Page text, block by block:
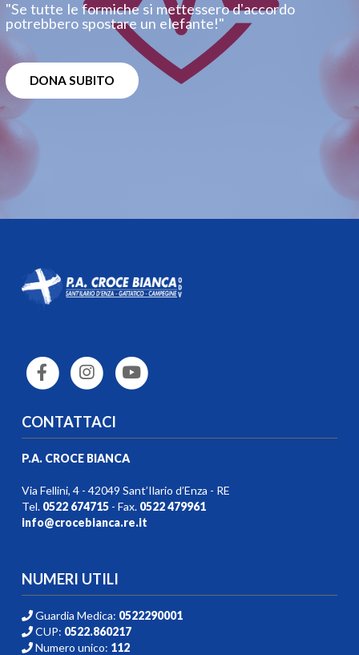
"Se tutte le formiche si mettessero dʼaccordo
potrebbero spostare un elefante!"
DONA SUBITO
CONTATTACI
P.A. CROCE BIANCA
Via Fellini, 4 - 42049 Sant’Ilario d’Enza - RE
Tel. 0522 674715- Fax. 0522 479961
info@crocebianca.re.it
NUMERI UTILI
Guardia Medica: 0522290001
CUP: 0522.860217
Numero unico: 112